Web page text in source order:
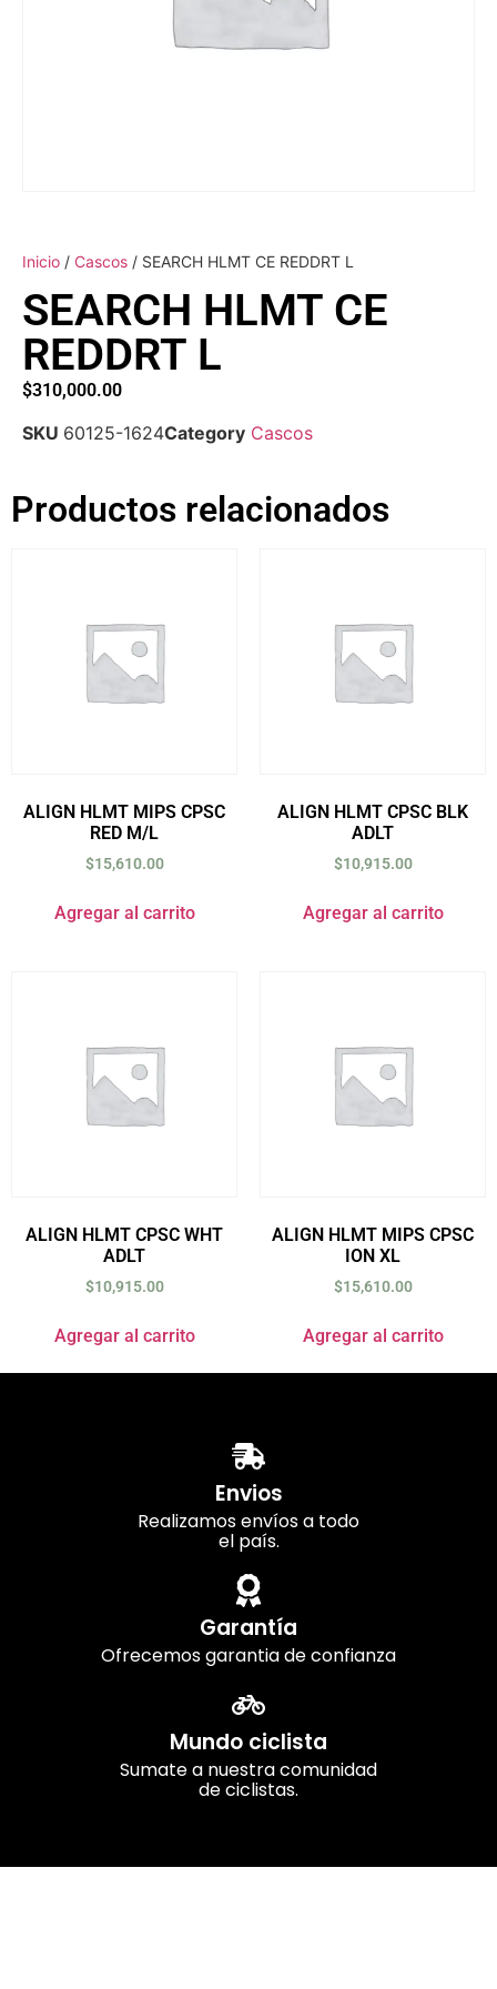
Inicio / Cascos / SEARCH HLMT CE REDDRT L
SEARCH HLMT CE
REDDRT L
$310,000.00
SKU 60125-1624Category Cascos
Productos relacionados
ALIGN HLMT MIPS CPSC
RED M/L
$15,610.00
Agregar al carrito
ALIGN HLMT CPSC BLK
ADLT
$10,915.00
Agregar al carrito
ALIGN HLMT CPSC WHT
ADLT
$10,915.00
Agregar al carrito
ALIGN HLMT MIPS CPSC
ION XL
$15,610.00
Agregar al carrito
Envios
Realizamos envíos a todo
el país.
Garantía
Ofrecemos garantia de confianza
Mundo ciclista
Sumate a nuestra comunidad
de ciclistas.